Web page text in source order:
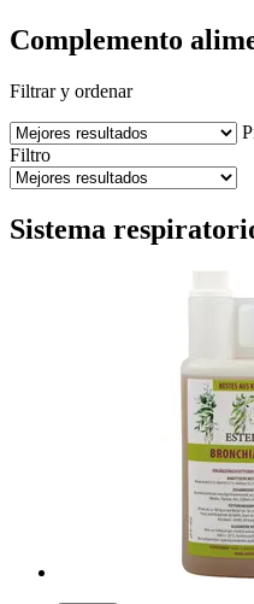
Complemento
Filtrar y ordenar
Filtro
Sistema